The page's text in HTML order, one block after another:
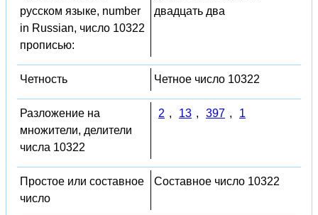
русском языке, number
in Russian, число 10322
прописью:
двадцать два
Четность Четное число 10322
Разложение на
множители, делители
числа 10322
2 , 13 , 397 , 1
Простое или составное
число
Составное число 10322